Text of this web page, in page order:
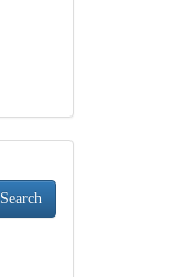
Search